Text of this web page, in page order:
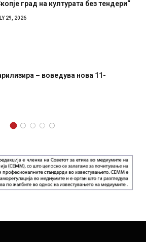
град на културата без тендери“
29, 2026
нова 11-
Уште двајца